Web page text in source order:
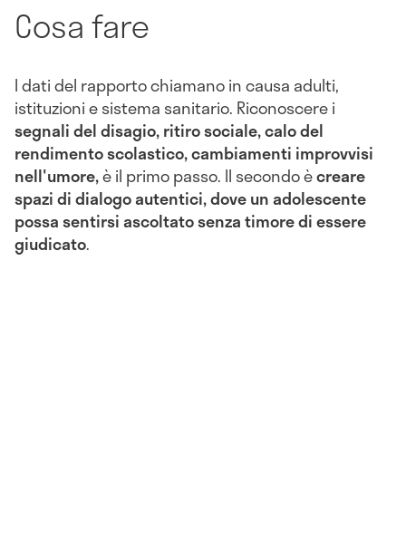
Cosa fare
I dati del rapporto chiamano in causa adulti,
istituzioni e sistema sanitario. Riconoscere i
segnali del disagio, ritiro sociale, calo del
rendimento scolastico, cambiamenti improvvisi
nell'umore,è il primo passo. Il secondo ècreare
spazi di dialogo autentici, dove un adolescente
possa sentirsi ascoltato senza timore di essere
giudicato.